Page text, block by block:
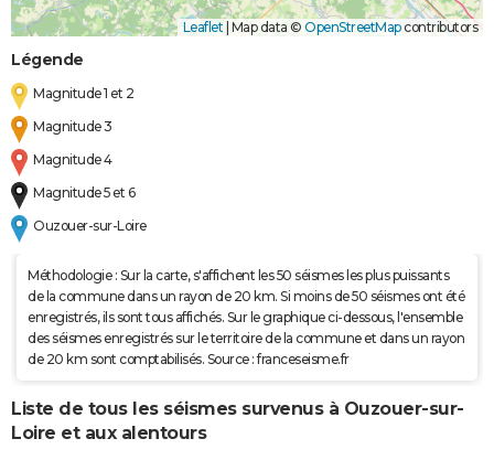
Leaflet Map data © OpenStreetMapcontributors
Légende
Magnitude 1 et 2
Magnitude 3
Magnitude 4
Magnitude 5 et 6
Ouzouer-sur-Loire
Méthodologie : Sur la carte, s'affichent les 50 séismes les plus puissants
de la commune dans un rayon de 20 km. Si moins de 50 séismes ont été
enregistrés, ils sont tous affichés. Sur le graphique ci-dessous, l'ensemble
des séismes enregistrés sur le territoire de la commune et dans un rayon
de 20 km sont comptabilisés. Source : franceseisme.fr
Liste de tous les séismes survenus à Ouzouer-sur-
Loire et aux alentours